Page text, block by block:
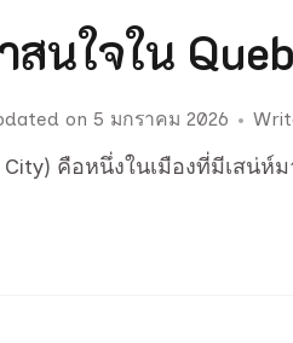
สนใจใน
on 5 มกราคม 2026
City) คือหนึ่งในเมืองที่มีเสน่